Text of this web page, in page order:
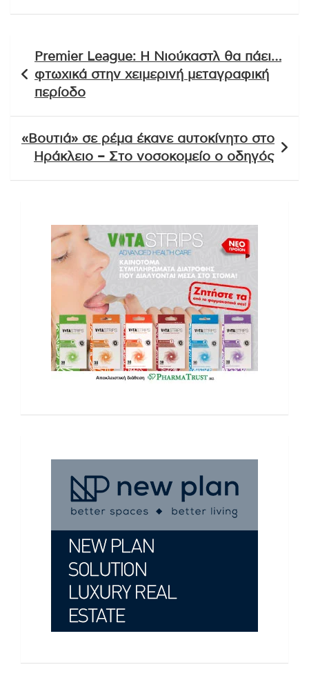
άρθρων
Premier League: Η Νιούκαστλ θα πάει…
φτωχικά στην χειμερινή μεταγραφική
περίοδο
«Βουτιά» σε ρέμα έκανε αυτοκίνητο στο
Ηράκλειο – Στο νοσοκομείο o οδηγός